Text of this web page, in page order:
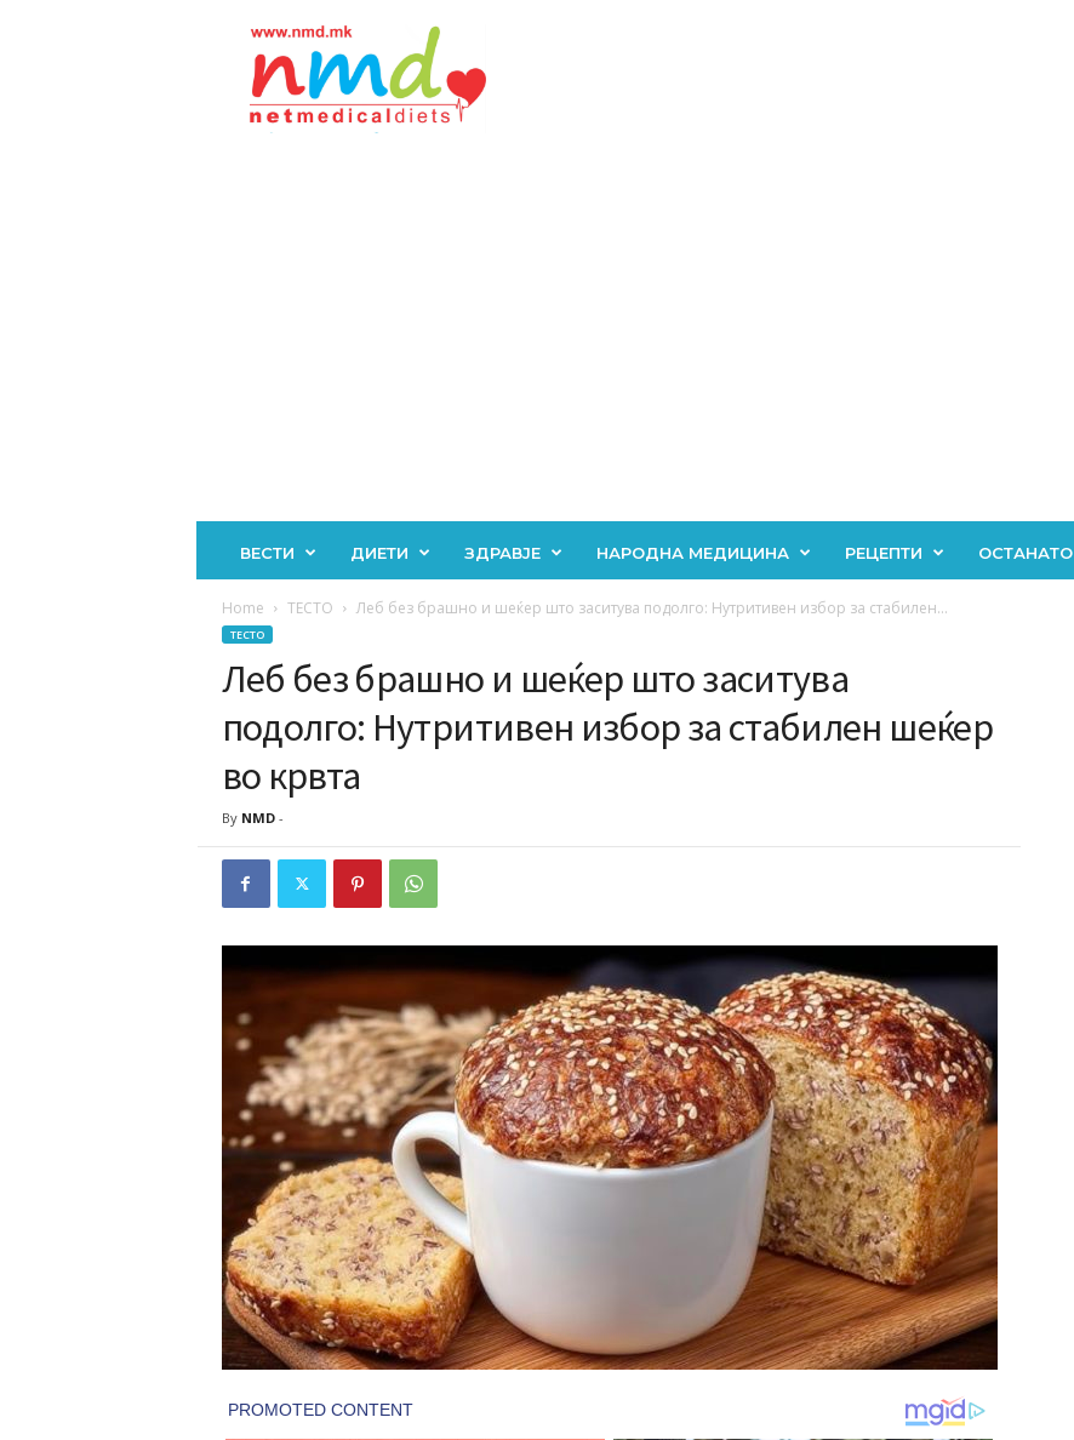
ВЕСТИ ДИЕТИ ЗДРАВЈЕ НАРОДНА МЕДИЦИНА РЕЦЕПТИ ОСТАНАТО
Home ТЕСТО Леб без брашно и шеќер што заситува подолго: Нутритивен избор за стабилен...
ТЕСТО
Леб без брашно и шеќер што заситува
подолго: Нутритивен избор за стабилен шеќер
во крвта
By NMD-